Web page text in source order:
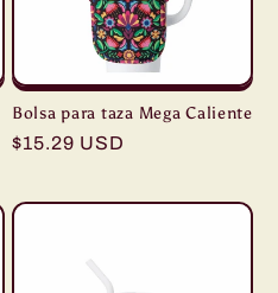
Bolsa para taza Mega Caliente
Precio
$15.29 USD